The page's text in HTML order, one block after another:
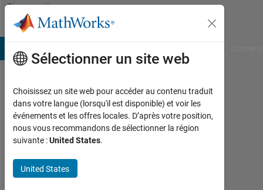
Passer au contenu
Community
Profile
Dakota
Burrow
New
Mexico
State
Sélectionner un site web
Choisissez un site web pour accéder au contenu traduit
dans votre langue (lorsqu'il est disponible) et voir les
événements et les offres locales. D’après votre position,
nous vous recommandons de sélectionner la région
suivante :United States.
United States